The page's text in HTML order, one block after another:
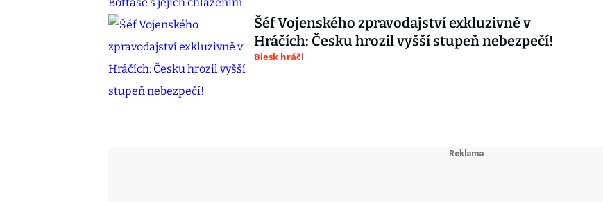
Šéf Vojenského zpravodajství exkluzivně v
Hráčích: Česku hrozil vyšší stupeň nebezpečí!
Blesk hráči